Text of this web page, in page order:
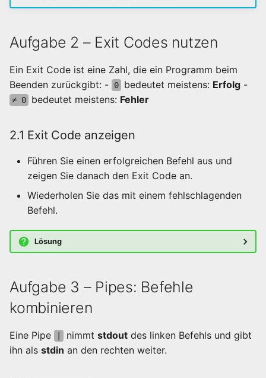
7.3 Eigene Aliases
7.4 Änderungen aktivieren
7.5 Autocompletion für
Aliases aktivieren
Aufgabe 2 – Exit Codes nutzen
Ein Exit Code ist eine Zahl, die ein Programm beim
Beenden zurückgibt: -
0 bedeutet meistens: Erfolg -
≠ 0 bedeutet meistens: Fehler
2.1 Exit Code anzeigen
Führen Sie einen erfolgreichen Befehl aus und
zeigen Sie danach den Exit Code an.
Wiederholen Sie das mit einem fehlschlagenden
Befehl.
Lösung
Aufgabe 3 – Pipes: Befehle
kombinieren
Eine Pipe nimmt stdout des linken Befehls und gibt
ihn als stdin an den rechten weiter.